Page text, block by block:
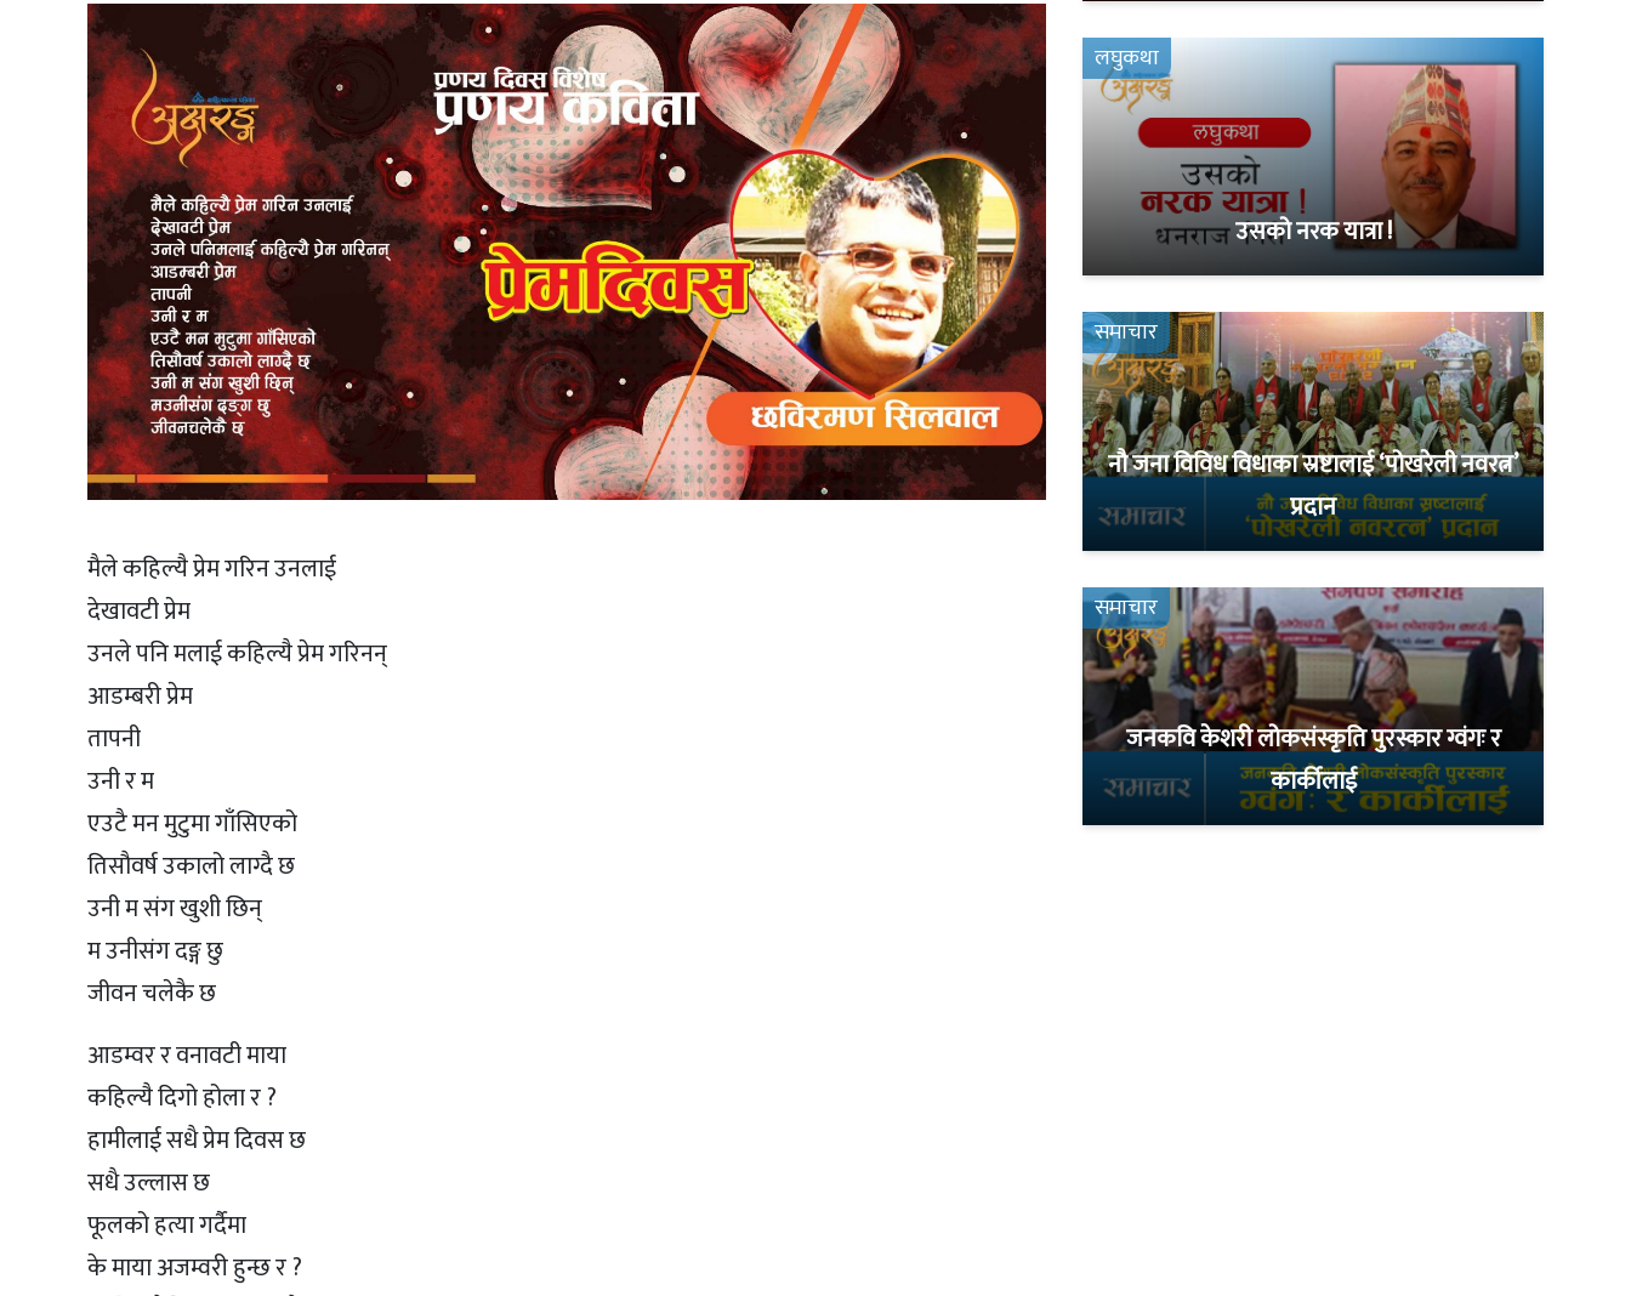
मैले कहिल्यै प्रेम गरिन उनलाई
देखावटी प्रेम
उनले पनि मलाई कहिल्यै प्रेम गरिनन्
आडम्बरी प्रेम
तापनी
उनी र म
एउटै मन मुटुमा गाँसिएको
तिसौवर्ष उकालो लाग्दै छ
उनी म संग खुशी छिन्
म उनीसंग दङ्ग छु
जीवन चलेकै छ
आडम्वर र वनावटी माया
कहिल्यै दिगो होला र ?
हामीलाई सधै प्रेम दिवस छ
सधै उल्लास छ
फूलको हत्या गर्दैमा
के माया अजम्वरी हुन्छ र ?
लघुकथा
उसको नरक यात्रा !
समाचार
नौ जना विविध विधाका स्रष्टालाई ‘पोखरेली नवरत्न’
प्रदान
समाचार
जनकवि केशरी लोकसंस्कृति पुरस्कार ग्वंगः र
कार्कीलाई